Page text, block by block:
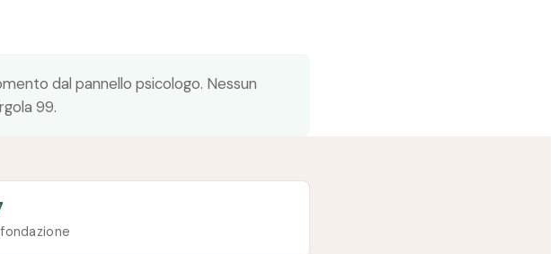
dal pannello psicologo. Nessun
99.